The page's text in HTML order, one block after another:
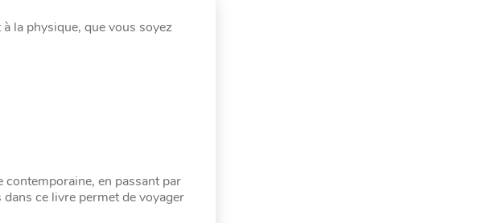
la physique, que vous soyez
contemporaine, en passant par
ce livre permet de voyager